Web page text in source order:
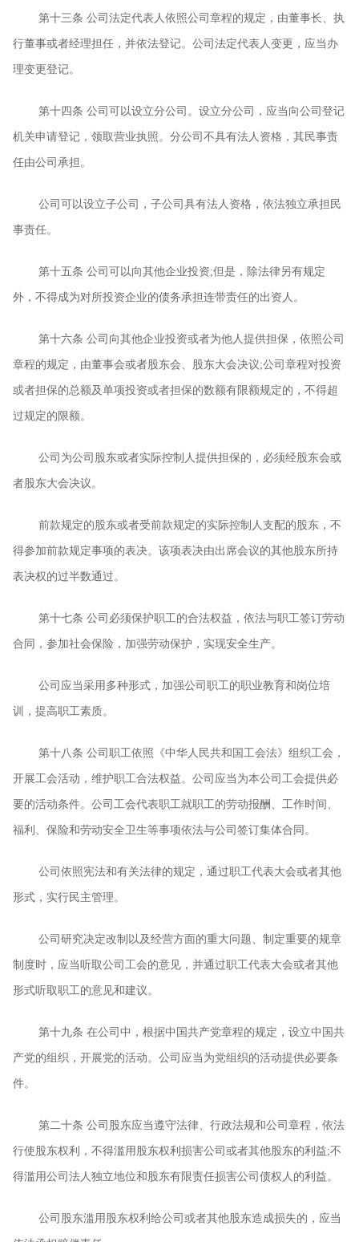
第十三条 公司法定代表人依照公司章程的规定，由董事长、执
行董事或者经理担任，并依法登记。公司法定代表人变更，应当办
理变更登记。
第十四条 公司可以设立分公司。设立分公司，应当向公司登记
机关申请登记，领取营业执照。分公司不具有法人资格，其民事责
任由公司承担。
公司可以设立子公司，子公司具有法人资格，依法独立承担民
事责任。
第十五条 公司可以向其他企业投资;但是，除法律另有规定
外，不得成为对所投资企业的债务承担连带责任的出资人。
第十六条 公司向其他企业投资或者为他人提供担保，依照公司
章程的规定，由董事会或者股东会、股东大会决议;公司章程对投资
或者担保的总额及单项投资或者担保的数额有限额规定的，不得超
过规定的限额。
公司为公司股东或者实际控制人提供担保的，必须经股东会或
者股东大会决议。
前款规定的股东或者受前款规定的实际控制人支配的股东，不
得参加前款规定事项的表决。该项表决由出席会议的其他股东所持
表决权的过半数通过。
第十七条 公司必须保护职工的合法权益，依法与职工签订劳动
合同，参加社会保险，加强劳动保护，实现安全生产。
公司应当采用多种形式，加强公司职工的职业教育和岗位培
训，提高职工素质。
第十八条 公司职工依照《中华人民共和国工会法》组织工会，
开展工会活动，维护职工合法权益。公司应当为本公司工会提供必
要的活动条件。公司工会代表职工就职工的劳动报酬、工作时间、
福利、保险和劳动安全卫生等事项依法与公司签订集体合同。
公司依照宪法和有关法律的规定，通过职工代表大会或者其他
形式，实行民主管理。
公司研究决定改制以及经营方面的重大问题、制定重要的规章
制度时，应当听取公司工会的意见，并通过职工代表大会或者其他
形式听取职工的意见和建议。
第十九条 在公司中，根据中国共产党章程的规定，设立中国共
产党的组织，开展党的活动。公司应当为党组织的活动提供必要条
件。
第二十条 公司股东应当遵守法律、行政法规和公司章程，依法
行使股东权利，不得滥用股东权利损害公司或者其他股东的利益;不
得滥用公司法人独立地位和股东有限责任损害公司债权人的利益。
公司股东滥用股东权利给公司或者其他股东造成损失的，应当